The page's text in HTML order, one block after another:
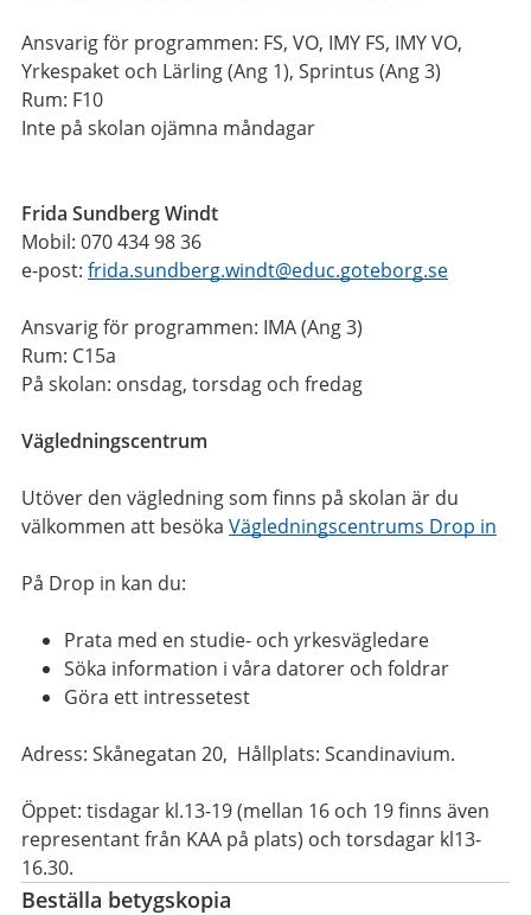
Ansvarig för programmen: FS, VO, IMY FS, IMY VO,
Yrkespaket och Lärling (Ang 1), Sprintus (Ang 3)
Rum: F10
Inte på skolan ojämna måndagar
Frida Sundberg Windt
Mobil: 070 434 98 36
e-post: frida.sundberg.windt@educ.goteborg.se
Ansvarig för programmen: IMA (Ang 3)
Rum: C15a
På skolan: onsdag, torsdag och fredag
Vägledningscentrum
Utöver den vägledning som finns på skolan är du
välkommen att besöka Vägledningscentrums Drop in
På Drop in kan du:
Prata med en studie- och yrkesvägledare
Söka information i våra datorer och foldrar
Göra ett intressetest
Adress: Skånegatan 20, Hållplats: Scandinavium.
Öppet: tisdagar kl.13-19 (mellan 16 och 19 finns även
representant från KAA på plats) och torsdagar kl13-
16.30.
Beställa betygskopia